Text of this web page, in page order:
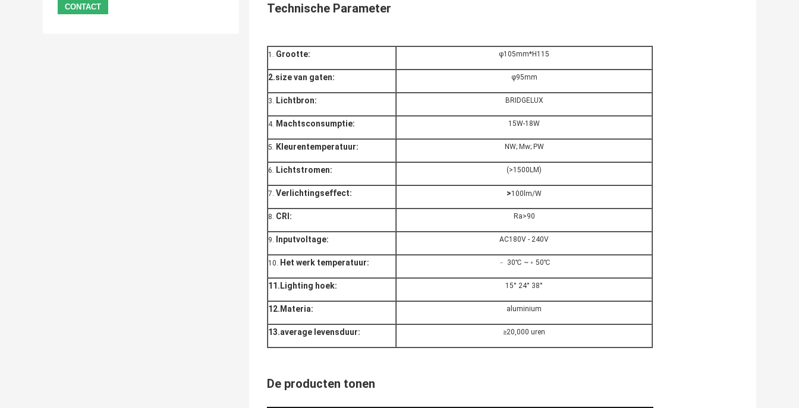
Technische Parameter
1. Grootte: φ105mm*H115
2.size van gaten: φ95mm
3. Lichtbron: BRIDGELUX
4. Machtsconsumptie: 15W-18W
5. Kleurentemperatuur: NW; Mw; PW
6. Lichtstromen: (>1500LM)
7. Verlichtingseffect: >100lm/W
8. CRI: Ra>90
9. Inputvoltage: AC180V - 240V
10. Het werk temperatuur: ﹣ 30℃ ~﹢50℃
11.Lighting hoek: 15° 24° 38°
12.Materia: aluminium
13.average levensduur: ≥20,000 uren
De producten tonen